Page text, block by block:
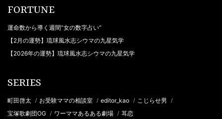
FORTUNE
運命数から導く週間“女の数字占い”
【2月の運勢】琉球風水志シウマの九星気学
【2026年の運勢】琉球風水志シウマの九星気学
SERIES
町田啓太 / お受験ママの相談室 / editor_kao / こじらせ男 /
宝塚歌劇団OG / ワーママあるある劇場 / 耳恋